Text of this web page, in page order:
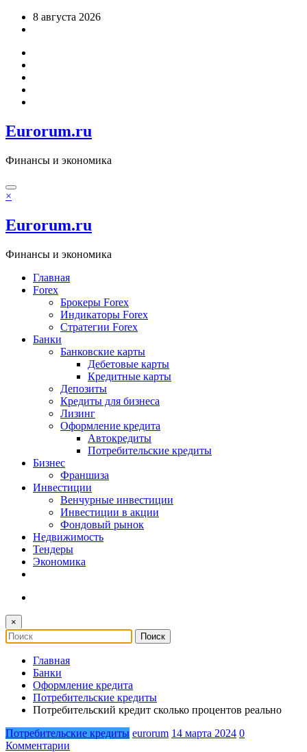
Перейти8 августа 2026
Eurorum.ru
Финансы и экономика
×
Eurorum.ru
Финансы и экономика
Главная
Forex
Брокеры Forex
Индикаторы Forex
Стратегии Forex
Банки
Банковские карты
Дебетовые карты
Кредитные карты
Депозиты
Кредиты для бизнеса
Лизинг
Оформление кредита
Автокредиты
Потребительские кредиты
Бизнес
Франшиза
Инвестиции
Венчурные инвестиции
Инвестиции в акции
Фондовый рынок
Недвижимость
Тендеры
Экономика
×
Главная
Банки
Оформление кредита
Потребительские кредиты
Потребительский кредит сколько процентов реально
Потребительские кредиты eurorum 14 марта 2024 0
Комментарии